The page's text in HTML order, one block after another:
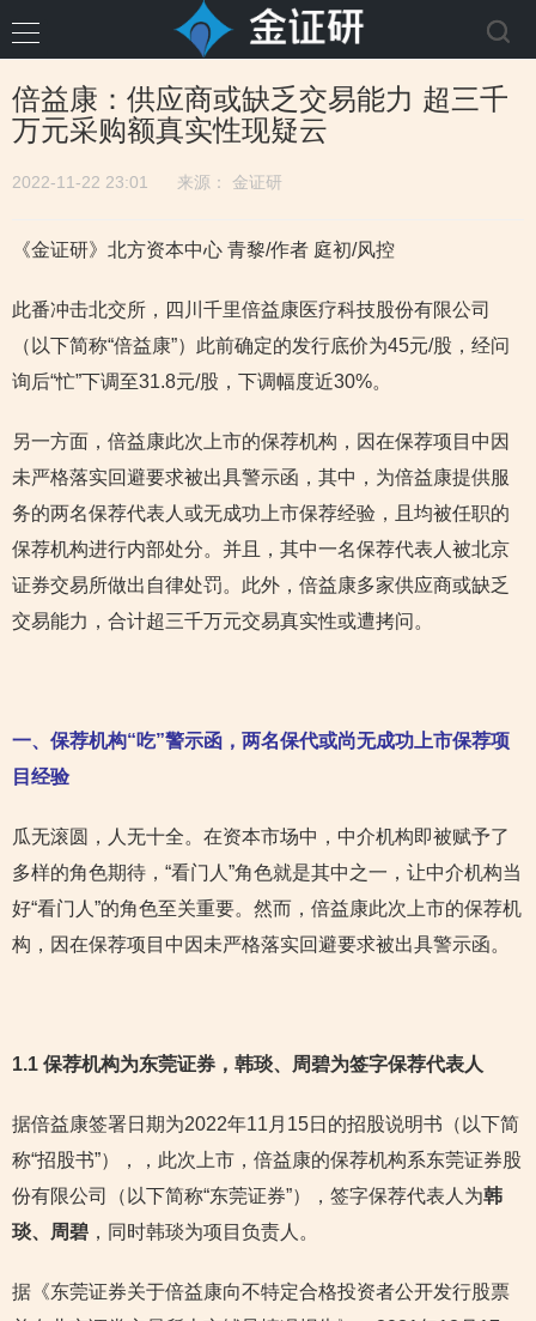
倍益康：供应商或缺乏交易能力 超三千
万元采购额真实性现疑云
2022-11-22 23:01 来源： 金证研
《金证研》北方资本中心 青黎/作者 庭初/风控
此番冲击北交所，四川千里倍益康医疗科技股份有限公司
（以下简称“倍益康”）此前确定的发行底价为45元/股，经问
询后“忙”下调至31.8元/股，下调幅度近30%。
另一方面，倍益康此次上市的保荐机构，因在保荐项目中因
未严格落实回避要求被出具警示函，其中，为倍益康提供服
务的两名保荐代表人或无成功上市保荐经验，且均被任职的
保荐机构进行内部处分。并且，其中一名保荐代表人被北京
证券交易所做出自律处罚。此外，倍益康多家供应商或缺乏
交易能力，合计超三千万元交易真实性或遭拷问。
一、保荐机构“吃”警示函，两名保代或尚无成功上市保荐项
目经验
瓜无滚圆，人无十全。在资本市场中，中介机构即被赋予了
多样的角色期待，“看门人”角色就是其中之一，让中介机构当
好“看门人”的角色至关重要。然而，倍益康此次上市的保荐机
构，因在保荐项目中因未严格落实回避要求被出具警示函。
1.1 保荐机构为东莞证券，韩琰、周碧为签字保荐代表人
据倍益康签署日期为2022年11月15日的招股说明书（以下简
称“招股书”），，此次上市，倍益康的保荐机构系东莞证券股
份有限公司（以下简称“东莞证券”），签字保荐代表人为韩
琰、周碧 ，同时韩琰为项目负责人。
据《东莞证券关于倍益康向不特定合格投资者公开发行股票